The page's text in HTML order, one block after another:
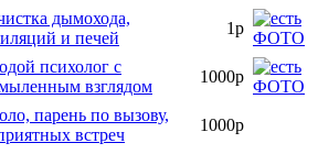
дымохода,
и печей
1р
психолог с
взглядом
1000р
парень по вызову,
встреч
1000р